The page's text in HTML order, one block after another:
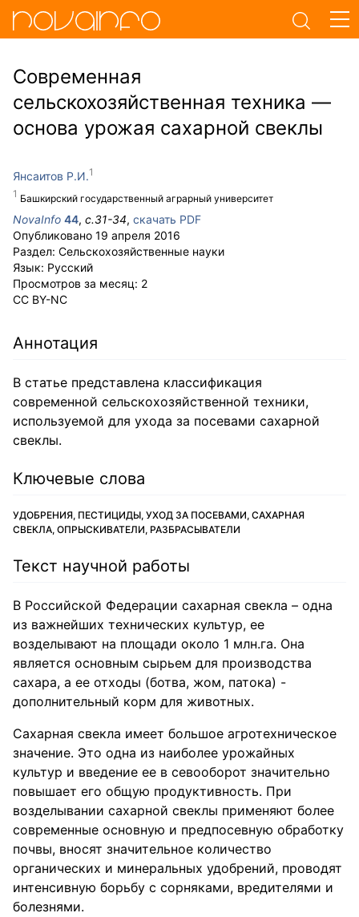
Современная
сельскохозяйственная техника —
основа урожая сахарной свеклы
Янсаитов Р.И.
Башкирский государственный аграрный университет
NovaInfo 44, с.31-34, скачать PDF
Опубликовано 19 апреля 2016
Раздел: Сельскохозяйственные науки
Язык: Русский
Просмотров за месяц: 2
CC BY-NC
Аннотация
В статье представлена классификация
современной сельскохозяйственной техники,
используемой для ухода за посевами сахарной
свеклы.
Ключевые слова
УДОБРЕНИЯ, ПЕСТИЦИДЫ, УХОД ЗА ПОСЕВАМИ, САХАРНАЯ
СВЕКЛА, ОПРЫСКИВАТЕЛИ, РАЗБРАСЫВАТЕЛИ
Текст научной работы
В Российской Федерации сахарная свекла – одна
из важнейших технических культур, ее
возделывают на площади около 1 млн.га. Она
является основным сырьем для производства
сахара, а ее отходы (ботва, жом, патока) -
дополнительный корм для животных.
Сахарная свекла имеет большое агротехническое
значение. Это одна из наиболее урожайных
культур и введение ее в севооборот значительно
повышает его общую продуктивность. При
возделывании сахарной свеклы применяют более
современные основную и предпосевную обработку
почвы, вносят значительное количество
органических и минеральных удобрений, проводят
интенсивную борьбу с сорняками, вредителями и
болезнями.